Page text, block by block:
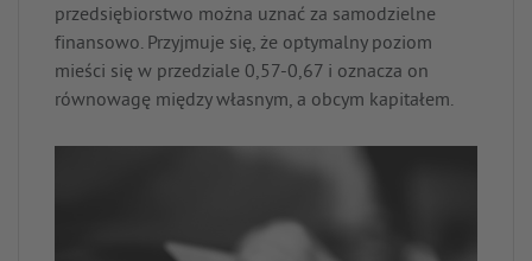
przedsiębiorstwo można uznać za samodzielne
finansowo. Przyjmuje się, że optymalny poziom
mieści się w przedziale 0,57-0,67 i oznacza on
równowagę między własnym, a obcym kapitałem.